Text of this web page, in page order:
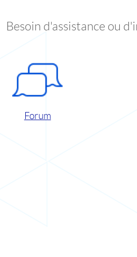
Besoin d'assistance ou
Forum